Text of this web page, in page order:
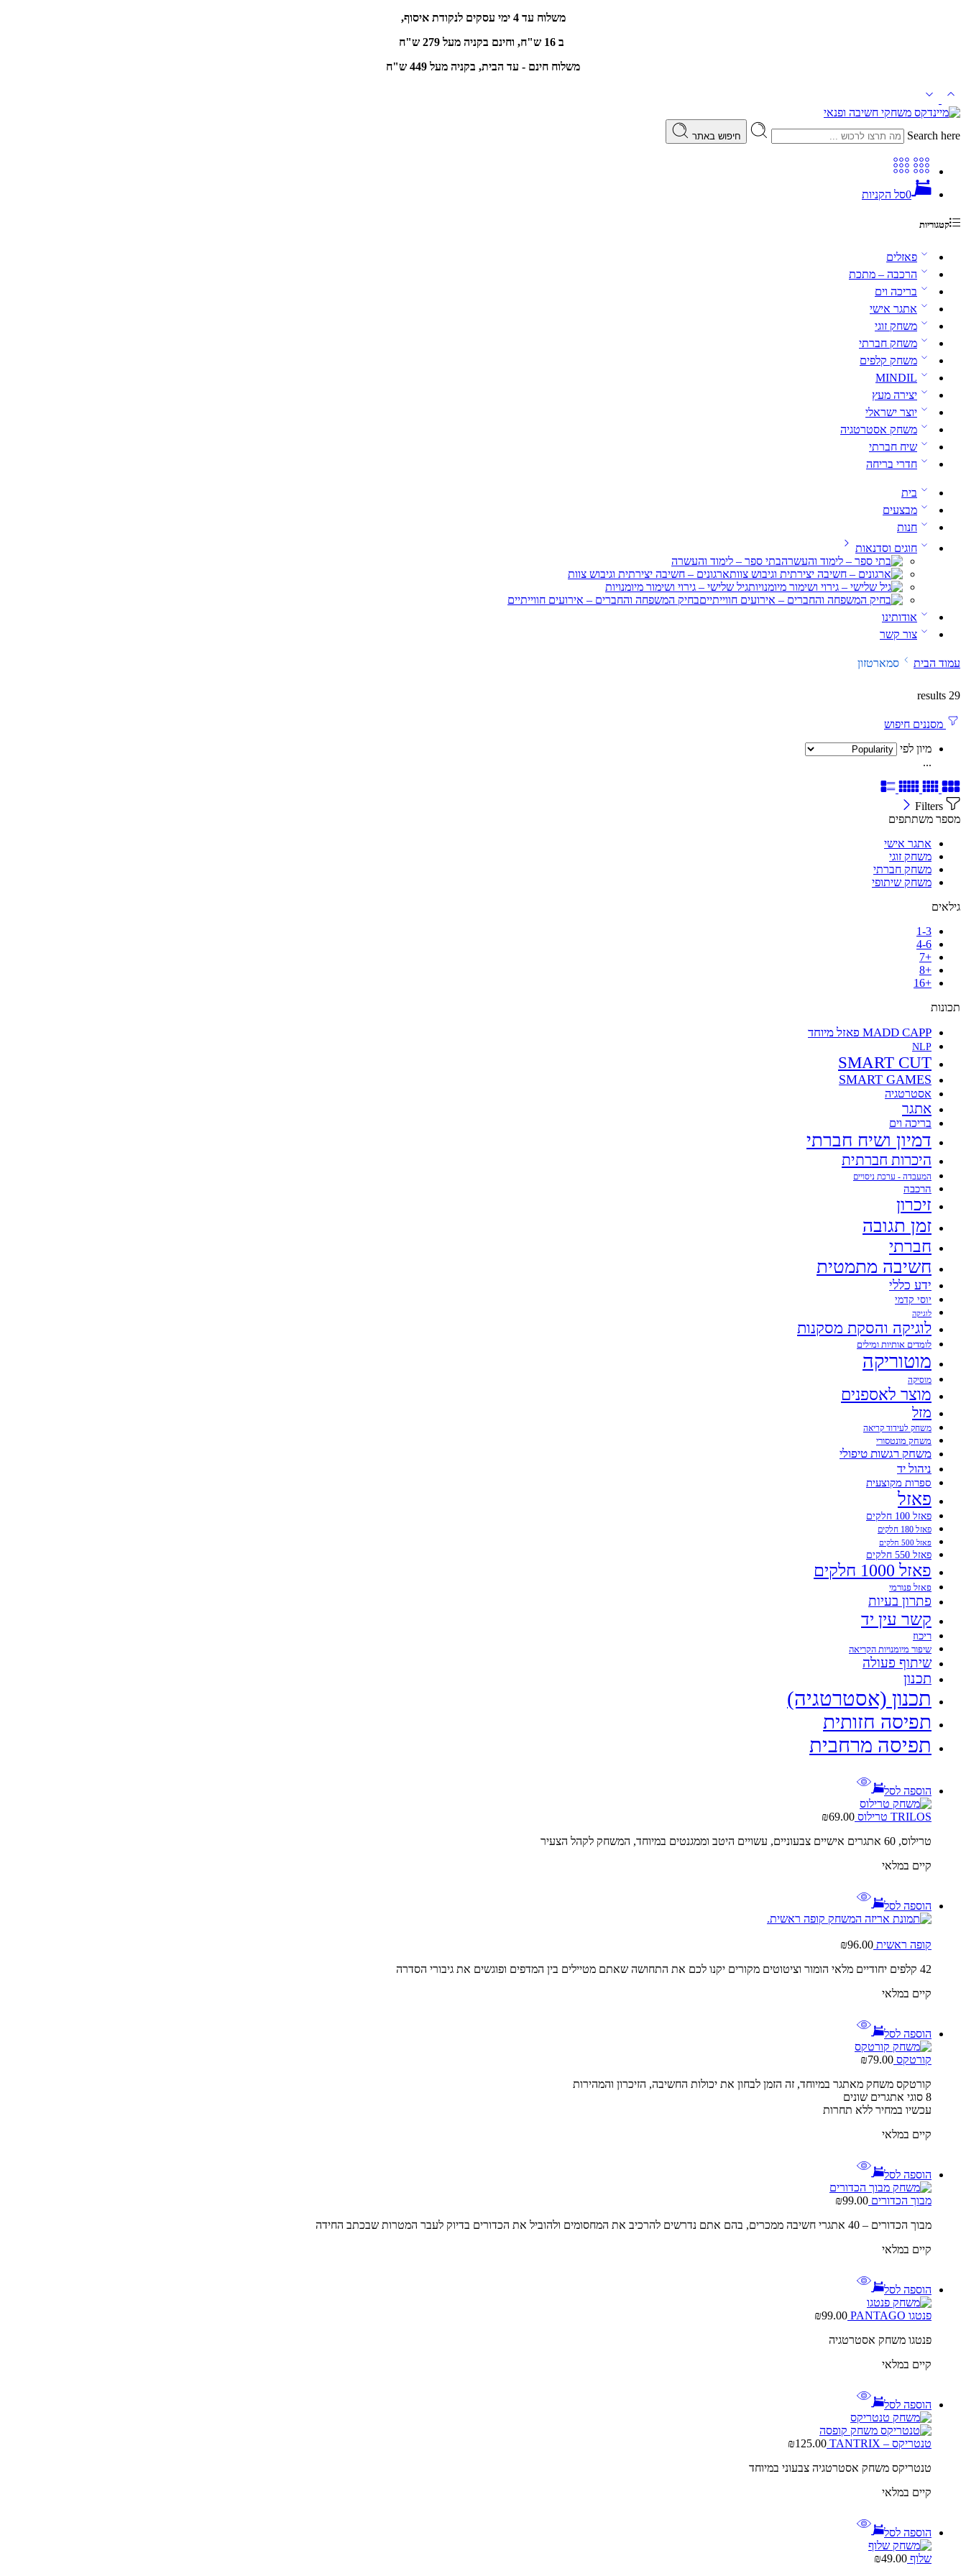
משלוח עד 4 ימי עסקים לנקודת איסוף,
ב 16 ש"ח, וחינם
בקניה מעל 279 ש"ח
משלוח חינם - עד הבית, בקניה מעל 449 ש"ח
Search here חיפוש באתר
0סל הקניות
קטגוריות
פאזלים
הרכבה – מתכת
בריכה וים
אתגר אישי
משחק זוגי
משחק חברתי
משחק קלפים
MINDIL
יצירה מעץ
יוצר ישראלי
משחק אסטרטגיה
שיח חברתי
חדרי בריחה
בית
מבצעים
חנות
חוגים וסדנאות
בתי ספר – לימוד והעשרה
ארגונים – חשיבה יצירתית וגיבוש צוות
גיל שלישי – גירוי ושימור מיומנויות
בחיק המשפחה והחברים – אירועים חווייתיים
אודותינו
צור קשר
עמוד הבית סמארטזון
29 results
מסננים חיפוש
מיון לפי
...
מספר משתתפים
אתגר אישי
משחק זוגי
משחק חברתי
משחק שיתופי
גילאים
1-3
4-6
+7
+8
+16
תכונות
MADD CAPP פאזל מיוחד
NLP
SMART CUT
SMART GAMES
אסטרטגיה
אתגר
בריכה וים
דמיון ושיח חברתי
היכרות חברתית
המעבדה - ערכת ניסויים
הרכבה
זיכרון
זמן תגובה
חברתי
חשיבה מתמטית
ידע כללי
יוסי קדמי
לוגיקה
לוגיקה והסקת מסקנות
לומדים אותיות ומילים
מוטוריקה
מוסיקה
מוצר לאספנים
מזל
משחק לעידוד קריאה
משחק מונטסורי
משחק רגשות טיפולי
ניהול יד
ספרות מקוצעית
פאזל
פאזל 100 חלקים
פאזל 180 חלקים
פאזל 500 חלקים
פאזל 550 חלקים
פאזל 1000 חלקים
פאזל פנורמי
פתרון בעיות
קשר עין יד
ריכוז
שיפור מיומנויות הקריאה
שיתוף פעולה
תכנון
תכנון (אסטרטגיה)
תפיסה חזותית
תפיסה מרחבית
הוספה לסל
TRILOS טרילוס ₪69.00
טרילוס, 60 אתגרים אישיים צבעוניים, עשויים היטב וממגנטים במיוחד, המשחק לקהל הצעיר
קיים במלאי
הוספה לסל
קופה ראשית ₪96.00
42 קלפים יחודיים מלאי הומור וציטוטים מקורים יקנו לכם את התחושה שאתם מטיילים בין המדפים ופוגשים את גיבורי הסדרה
קיים במלאי
הוספה לסל
קורטקס ₪79.00
קורטקס משחק מאתגר במיוחד, זה הזמן לבחון את יכולות החשיבה, הזיכרון והמהירות
8 סוגי אתגרים שונים
עכשיו במחיר ללא תחרות
קיים במלאי
הוספה לסל
מבוך הכדורים ₪99.00
מבוך הכדורים – 40 אתגרי חשיבה ממכרים, בהם אתם נדרשים להרכיב את המחסומים ולהוביל את הכדורים בדיוק לעבר המטרות שבכתב החידה
קיים במלאי
הוספה לסל
פנטגו PANTAGO ₪99.00
פנטגו משחק אסטרטגיה
קיים במלאי
הוספה לסל
טנטריקס – TANTRIX ₪125.00
טנטריקס משחק אסטרטגיה צבעוני במיוחד
קיים במלאי
הוספה לסל
שלוף ₪49.00